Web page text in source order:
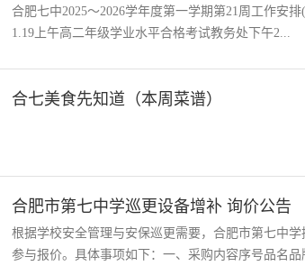
合肥七中2025～2026学年度第一学期第21周工
1.19上午高二年级学业水平合格考试教务处下午2...
合七美食先知道（本周菜谱）
合肥市第七中学巡更设备增补 询价公告
根据学校安全管理与安保巡更需要，合肥市第七中
参与报价。具体事项如下：一、采购内容序号品名品